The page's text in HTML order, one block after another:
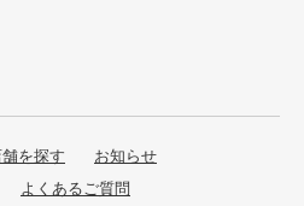
を探す
お知らせ
よくあるご質問